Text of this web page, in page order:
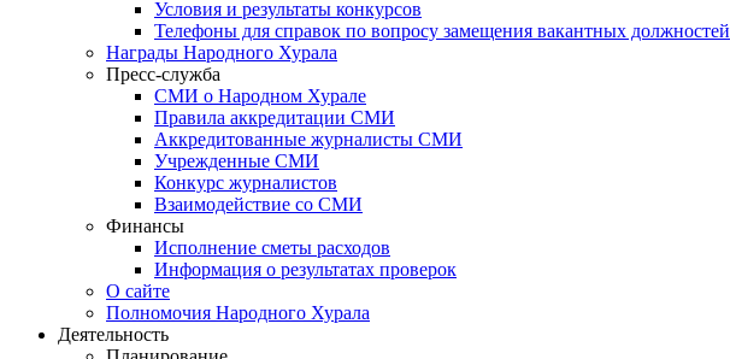
Условия и результаты конкурсов
Телефоны для справок по вопросу замещения вакантных должностей
Награды Народного Хурала
Пресс-служба
СМИ о Народном Хурале
Правила аккредитации СМИ
Аккредитованные журналисты СМИ
Учрежденные СМИ
Конкурс журналистов
Взаимодействие со СМИ
Финансы
Исполнение сметы расходов
Информация о результатах проверок
О сайте
Полномочия Народного Хурала
Деятельность